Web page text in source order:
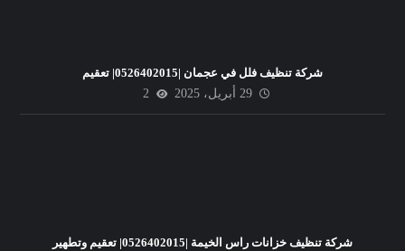
شركة تنظيف فلل في عجمان |0526402015| تعقيم
29 أبريل، 2025
2
شركة تنظيف خزانات راس الخيمة |0526402015| تعقيم وتطهير